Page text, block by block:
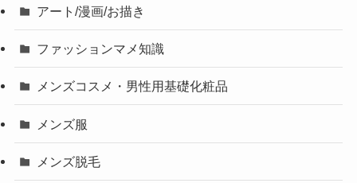
アート/漫画/お描き
ファッションマメ知識
メンズコスメ・男性用基礎化粧品
メンズ服
メンズ脱毛